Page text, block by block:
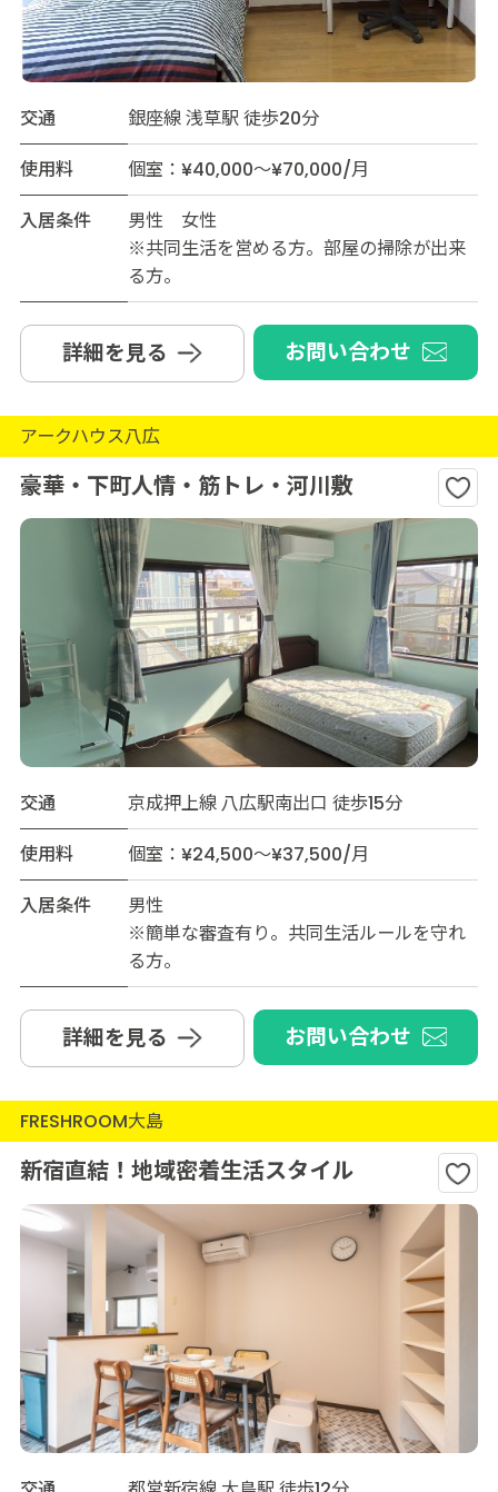
交通
銀座線 浅草駅 徒歩20分
使用料
個室：¥40,000～¥70,000/月
入居条件
男性 女性
※共同生活を営める方。部屋の掃除が出来
る方。
詳細を見る お問い合わせ
アークハウス八広
豪華・下町人情・筋トレ・河川敷
交通
京成押上線 八広駅南出口 徒歩15分
使用料
個室：¥24,500～¥37,500/月
入居条件
男性
※簡単な審査有り。共同生活ルールを守れ
る方。
詳細を見る お問い合わせ
FRESHROOM大島
新宿直結！地域密着生活スタイル